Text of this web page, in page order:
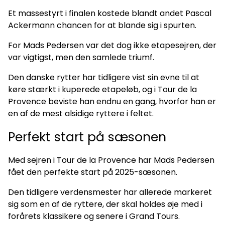
Et massestyrt i finalen kostede blandt andet Pascal
Ackermann chancen for at blande sig i spurten.
For Mads Pedersen var det dog ikke etapesejren, der
var vigtigst, men den samlede triumf.
Den danske rytter har tidligere vist sin evne til at
køre stærkt i kuperede etapeløb, og i Tour de la
Provence beviste han endnu en gang, hvorfor han er
en af de mest alsidige ryttere i feltet.
Perfekt start på sæsonen
Med sejren i Tour de la Provence har Mads Pedersen
fået den perfekte start på 2025-sæsonen.
Den tidligere verdensmester har allerede markeret
sig som en af de ryttere, der skal holdes øje med i
forårets klassikere og senere i Grand Tours.